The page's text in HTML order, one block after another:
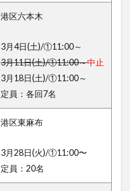
港区六本木
3月4日(土)/①11:00～
3月11日(土)/①11:00～中止
3月18日(土)/①11:00～
定員：各回7名
港区東麻布
3月28日(火)/①11:00〜
定員：20名